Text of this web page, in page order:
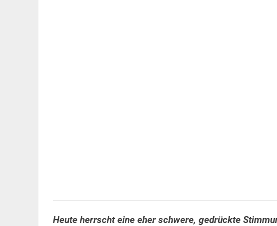
Heute herrscht eine eher schwere, gedrückte